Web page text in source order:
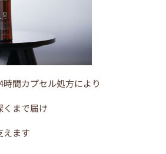
間カプセル処方により
くまで届け
えます